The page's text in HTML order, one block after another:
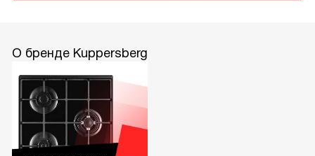
О бренде Kuppersberg